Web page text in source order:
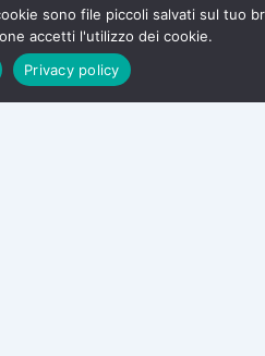
sono file piccoli salvati sul tuo
accetti l'utilizzo dei cookie.
Privacy policy